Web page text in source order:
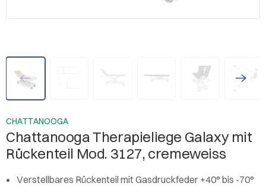
CHATTANOOGA
Chattanooga Therapieliege Galaxy mit
Rückenteil Mod. 3127, cremeweiss
Verstellbares Rückenteil mit Gasdruckfeder +40° bis -70°